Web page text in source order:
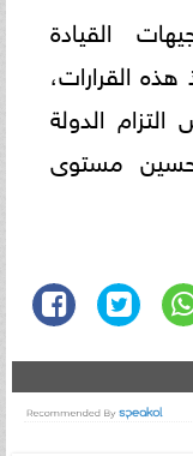
القيادة
القرارات،
الدولة
مستوى